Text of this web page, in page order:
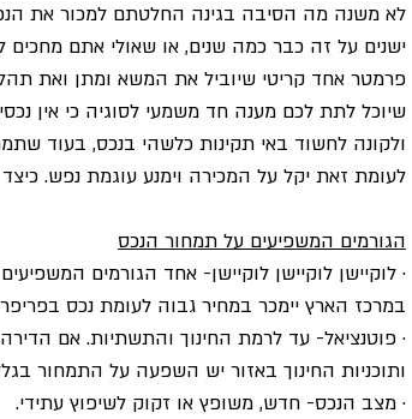
לא משנה מה הסיבה בגינה החלטתם למכור את
ישנים על זה כבר כמה שנים, או שאולי אתם
פרמטר אחד קריטי שיוביל את המשא ומתן ואת
שיוכל לתת לכם מענה חד משמעי לסוגיה כי אין
ולקונה לחשוד באי תקינות כלשהי בנכס, בעוד
לעומת זאת יקל על המכירה וימנע עוגמת נפש.
הגורמים המשפיעים על תמחור הנכס
· לוקיישן לוקיישן לוקיישן- אחד הגורמים
במרכז הארץ יימכר במחיר גבוה לעומת נכס
ותוכניות החינוך באזור יש השפעה על התמחור
· מצב הנכס- חדש, משופץ או זקוק לשיפוץ עתידי.